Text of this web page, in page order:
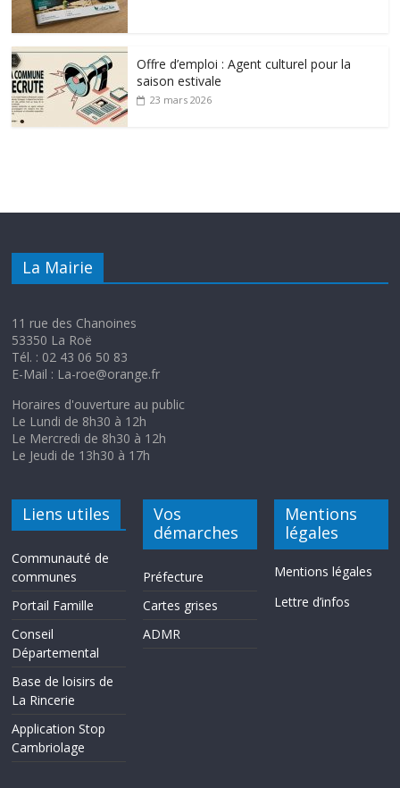
Offre d’emploi : Agent culturel pour la
saison estivale
23 mars 2026
La Mairie
11 rue des Chanoines
53350 La Roë
Tél. : 02 43 06 50 83
E-Mail : La-roe@orange.fr
Horaires d'ouverture au public
Le Lundi de 8h30 à 12h
Le Mercredi de 8h30 à 12h
Le Jeudi de 13h30 à 17h
Liens utiles
Communauté de
communes
Portail Famille
Conseil
Départemental
Base de loisirs de
La Rincerie
Application Stop
Cambriolage
Vos
démarches
Préfecture
Cartes grises
ADMR
Mentions
légales
Mentions légales
Lettre d’infos